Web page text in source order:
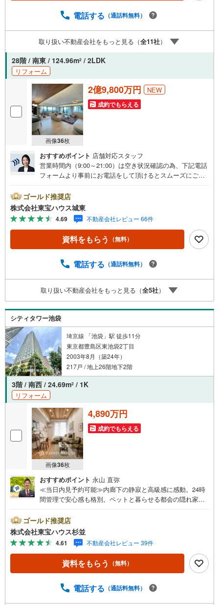
電話する （通話料無料）
取り扱い不動産会社をもっと見る（全11社）
28階 / 南東 / 124.96m2 / 2LDK
リフォーム
画像36枚
2億9,800万円 NEW
成約でもらえる
おすすめポイント 店舗対応スタッフ
営業時間内（9:00～21:00）は空き状況確認の為、下記電話
フォームより事前にお電話をして頂けるとスムーズにご案
カレンダーの作成▽ご購入後もお客様の人生のパートナー
として暮らしの「安心」を守り続けます。【Yahoo！ 不動
産キャンペーン対象店舗】当店で物件を成約するとPayPay
ボーナスライトがもらえる「Yahoo！ 不動産 物件ご成約キ
ャンペーン」の対象になります。「資料をもらう」「見学
予約をする」ボタンからお問い合わせください。※必ずYah
スライトは出金と譲渡はできません。ご案内・詳細な資料
時受け付けております！■頭金0円からのご購入可能です■
（諸費用もOK）お気軽にお問い合わせください。
ゴールド推奨店
株式会社東宝ハウス城東
4.69 不動産会社レビュー 66件
資料をもらう （無料）
電話する （通話料無料）
取り扱い不動産会社をもっと見る（全5社）
シティタワー池袋
埼京線 「池袋」駅 徒歩11分
東京都豊島区東池袋2丁目
2003年8月（築24年）
217戸 / 地上26階地下2階
3階 / 南西 / 24.69m2 / 1K
リフォーム
画像36枚
4,890万円
成約でもらえる
おすすめポイント 永山 直弥
≪当日内見予約可能≫内廊下の静寂と高級感に感動。24時
間管理で安心感も格別。ペットと暮らせる都会の隠れ家の
「未来カレンダー」のご提案。・ 未来に起こるであろうご
自宅リフォームをオンライン上でご提案「ミラカレクラ
ブ」。・ 不動産売却時、ご自宅を綺麗にかつ瀟洒にさせる
CG加工ホームステイジングサービス。・ 購入者様へ、税
理士による確定申告の無料セミナーをご招待いたします。
◆ご予約に際して◆日時のご希望をお伝えください。（も
（居住中物件）の手配が必要な場合がございますのでご容
ゴールド推奨店
株式会社東宝ハウス杉並
4.61 不動産会社レビュー 39件
資料をもらう （無料）
電話する （通話料無料）